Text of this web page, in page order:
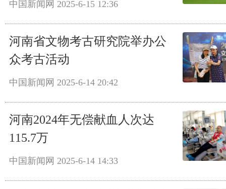
中国新闻网 2025-6-15 12:36
河南省文物考古研究院举办公
众考古活动
中国新闻网 2025-6-14 20:42
河南2024年无偿献血人次达
115.7万
中国新闻网 2025-6-14 14:33